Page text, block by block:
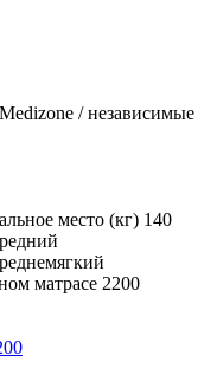
/ независимые
место (кг) 140
матрасе 2200